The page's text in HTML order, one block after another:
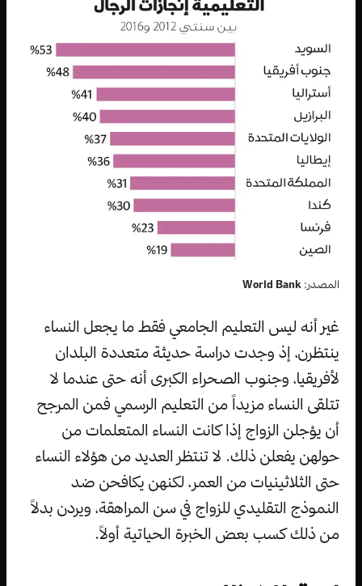
المصدر: World Bank
غير أنه ليس التعليم الجامعي فقط ما يجعل النساء
ينتظرن، إذ وجدت دراسة حديثة متعددة البلدان
لأفريقيا، وجنوب الصحراء الكبرى أنه حتى عندما لا
تتلقى النساء مزيداً من التعليم الرسمي فمن المرجح
أن يؤجلن الزواج إذا كانت النساء المتعلمات من
حولهن يفعلن ذلك. لا تنتظر العديد من هؤلاء النساء
حتى الثلاثينيات من العمر، لكنهن يكافحن ضد
النموذج التقليدي للزواج في سن المراهقة، ويردن بدلاً
من ذلك كسب بعض الخبرة الحياتية أولاً.